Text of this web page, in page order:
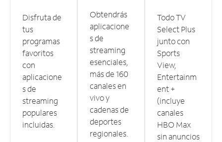
Disfruta de
tus
programas
favoritos
con
aplicacione
s de
streaming
populares
incluidas.
Obtendrás
aplicacione
s de
streaming
esenciales,
más de 160
canales en
vivo y
cadenas de
deportes
regionales.
Todo TV
Select Plus
junto con
Sports
View,
Entertainm
ent +
(incluye
canales
HBO Max
sin anuncios